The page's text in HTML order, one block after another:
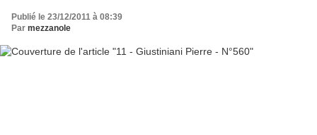
Publié le 23/12/2011 à 08:39
Par mezzanole